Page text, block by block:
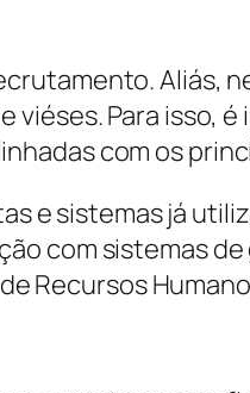
Aliás,
viéses. Para isso,
com os
e sistemas já
com sistemas
Recursos